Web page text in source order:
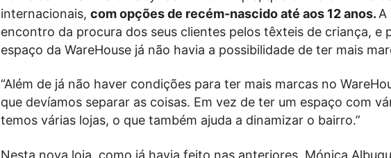
internacionais,com opções de recém-nascido até aos 12 anos. A
encontro da procura dos seus clientes pelos têxteis de criança, e
espaço da WareHouse já não havia a possibilidade de ter mais
“Além de já não haver condições para ter mais marcas no
que devíamos separar as coisas. Em vez de ter um espaço com
temos várias lojas, o que também ajuda a dinamizar o bairro.”
Nesta nova loja, como já havia feito nas anteriores, Mónica